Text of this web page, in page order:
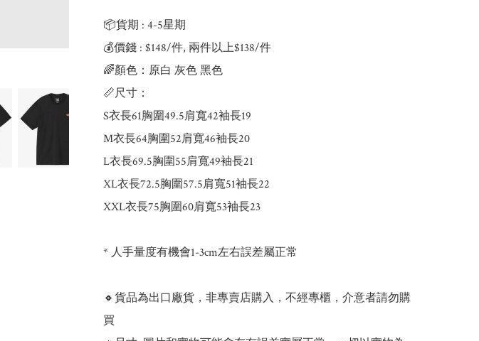
📦貨期 : 4-5星期
💰價錢 : $148/件, 兩件以上$138/件
🌈顏色：原白 灰色 黑色
📏尺寸：
S衣長61胸圍49.5肩寬42袖長19
M衣長64胸圍52肩寬46袖長20
L衣長69.5胸圍55肩寬49袖長21
XL衣長72.5胸圍57.5肩寬51袖長22
XXL衣長75胸圍60肩寬53袖長23
* 人手量度有機會1-3cm左右誤差屬正常
🔸貨品為出口廠貨，非專賣店購入，不經專櫃，介意者請勿購
買